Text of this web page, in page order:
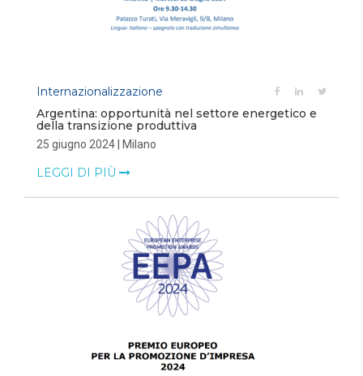
Internazionalizzazione
Argentina: opportunità nel settore energetico e
della transizione produttiva
25 giugno 2024 | Milano
LEGGI DI PIÙ